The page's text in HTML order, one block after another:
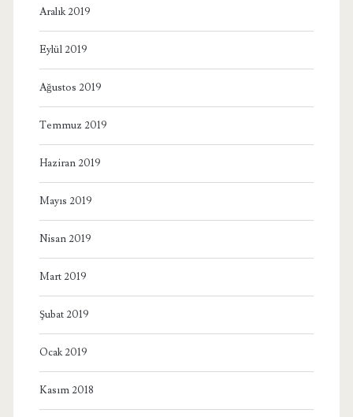
Aralık 2019
Eylül 2019
Ağustos 2019
Temmuz 2019
Haziran 2019
Mayıs 2019
Nisan 2019
Mart 2019
Şubat 2019
Ocak 2019
Kasım 2018